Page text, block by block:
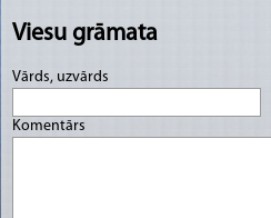
Viesu grāmata
Vārds, uzvārds
Komentārs